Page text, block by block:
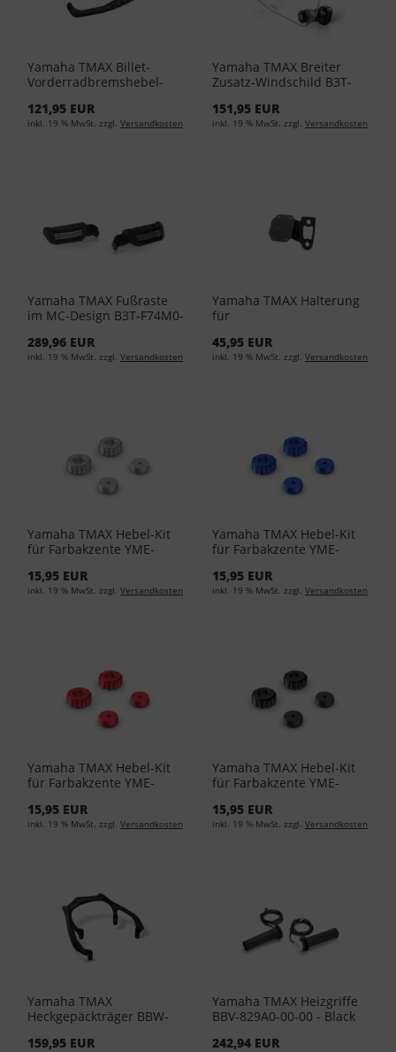
Yamaha TMAX Billet-
Vorderradbremshebel-
00 - Black
121,95 EUR
inkl. 19 % MwSt. zzgl. Versandkosten
Yamaha TMAX Breiter
Zusatz-Windschild B3T-
Transparent
151,95 EUR
inkl. 19 % MwSt. zzgl. Versandkosten
Yamaha TMAX Fußraste
im MC-Design B3T-F74M0-
289,96 EUR
inkl. 19 % MwSt. zzgl. Versandkosten
Yamaha TMAX Halterung
für
B5U-FTPMS-00-00 - Matt
Black
45,95 EUR
inkl. 19 % MwSt. zzgl. Versandkosten
Yamaha TMAX Hebel-Kit
für Farbakzente YME-
15,95 EUR
inkl. 19 % MwSt. zzgl. Versandkosten
Yamaha TMAX Hebel-Kit
für Farbakzente YME-
15,95 EUR
inkl. 19 % MwSt. zzgl. Versandkosten
Yamaha TMAX Hebel-Kit
für Farbakzente YME-
15,95 EUR
inkl. 19 % MwSt. zzgl. Versandkosten
Yamaha TMAX Hebel-Kit
für Farbakzente YME-
15,95 EUR
inkl. 19 % MwSt. zzgl. Versandkosten
Yamaha TMAX
Heckgepäckträger BBW-
159,95 EUR
Yamaha TMAX Heizgriffe
BBV-829A0-00-00 - Black
242,94 EUR